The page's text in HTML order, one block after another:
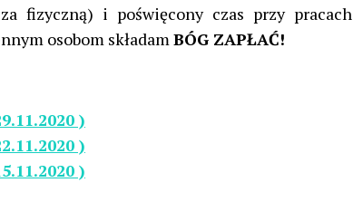
fizyczną) i poświęcony czas przy pracach
osobom składamBÓG ZAPŁAĆ!
)
)
)